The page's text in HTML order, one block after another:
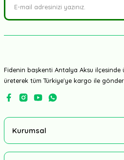
Fidenin başkenti Antalya Aksu
üreterek tüm Türkiye'ye kargo ile
Kurumsal